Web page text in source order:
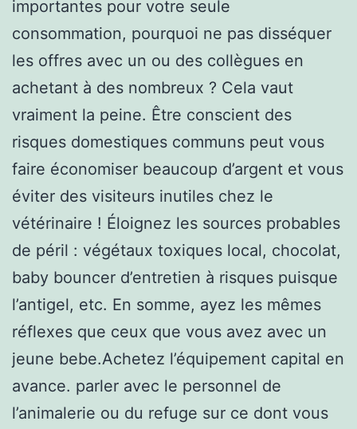
importantes pour votre seule
consommation, pourquoi ne pas disséquer
les offres avec un ou des collègues en
achetant à des nombreux ? Cela vaut
vraiment la peine. Être conscient des
risques domestiques communs peut vous
faire économiser beaucoup d’argent et vous
éviter des visiteurs inutiles chez le
vétérinaire ! Éloignez les sources probables
de péril : végétaux toxiques local, chocolat,
baby bouncer d’entretien à risques puisque
l’antigel, etc. En somme, ayez les mêmes
réflexes que ceux que vous avez avec un
jeune bebe.Achetez l’équipement capital en
avance. parler avec le personnel de
l’animalerie ou du refuge sur ce dont vous